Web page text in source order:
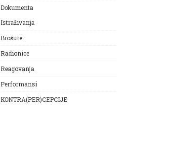
Dokumenta
Istraživanja
Brošure
Radionice
Reagovanja
Performansi
KONTRA(PER)CEPCIJE